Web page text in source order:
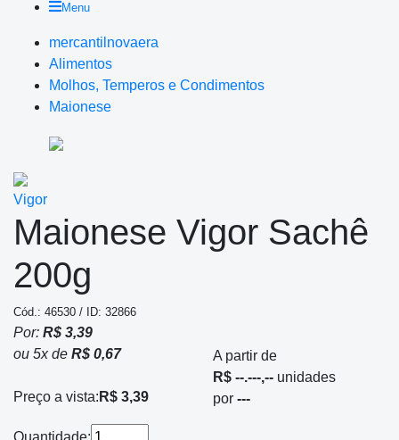
Menu
mercantilnovaera
Alimentos
Molhos, Temperos e Condimentos
Maionese
Vigor
Maionese Vigor Sachê
200g
Cód.: 46530 / ID: 32866
Por: R$ 3,39
ou 5xde R$ 0,67
Preço a vista: R$ 3,39
A partir de
R$ --.---,-- unidades
por ---
Quantidade: